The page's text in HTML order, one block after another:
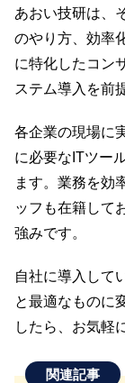
あおい技研は、
のやり方、効率
に特化したコン
ステム導入を前
各企業の現場に
に必要なITツー
ます。業務を効
ッフも在籍して
強みです。
自社に導入して
と最適なものに
したら、お気軽
関連記事